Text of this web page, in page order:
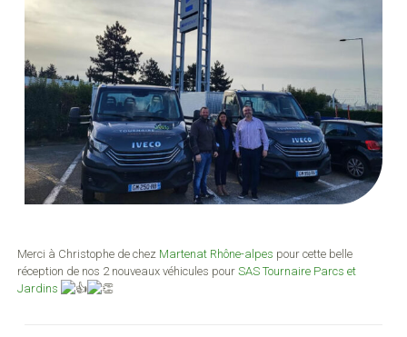
Merci à Christophe de chez Martenat Rhône-alpes pour cette belle
réception de nos 2 nouveaux véhicules pourSAS Tournaire Parcs et
Jardins